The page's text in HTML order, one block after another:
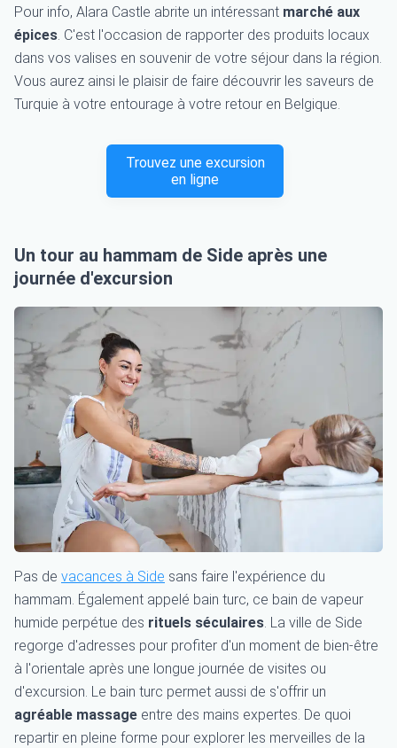
Pour info, Alara Castle abrite un intéressant marché aux
épices C'est l'occasion de rapporter des produits locaux
dans vos valises en souvenir de votre séjour dans la région.
Vous aurez ainsi le plaisir de faire découvrir les saveurs de
Turquie à votre entourage à votre retour en Belgique.
Trouvez une excursion
en ligne
Un tour au hammam de Side après une
journée d'excursion
Pas de vacances à Side sans faire l'expérience du
hammam. Également appelé bain turc, ce bain de vapeur
humide perpétue des rituels séculaires. La ville de Side
regorge d'adresses pour profiter d'un moment de bien-être
à l'orientale après une longue journée de visites ou
d'excursion. Le bain turc permet aussi de s'offrir un
agréable massage entre des mains expertes. De quoi
repartir en pleine forme pour explorer les merveilles de la